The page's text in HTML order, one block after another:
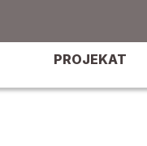
PROJEKAT